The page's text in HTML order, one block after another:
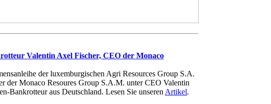
Valentin Axel Fischer, CEO der Monaco
der luxemburgischen Agri Resources Group S.A.
der Monaco Resoures Group S.A.M. unter CEO Valentin
Bankrotteur aus Deutschland. Lesen Sie unseren Artikel.